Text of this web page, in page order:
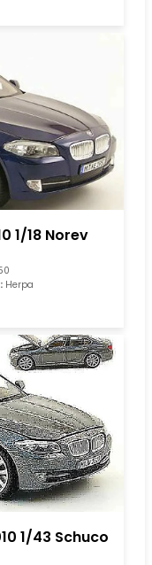
1/18 Norev
Herpa
1/43 Schuco